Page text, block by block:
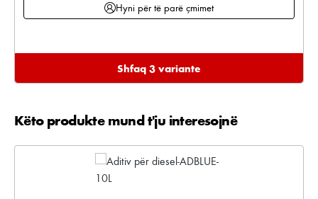
Hyni për të parë çmimet
Shfaq 3 variante
Kalo galerinë e produktit
Këto produkte mund t'ju interesojnë